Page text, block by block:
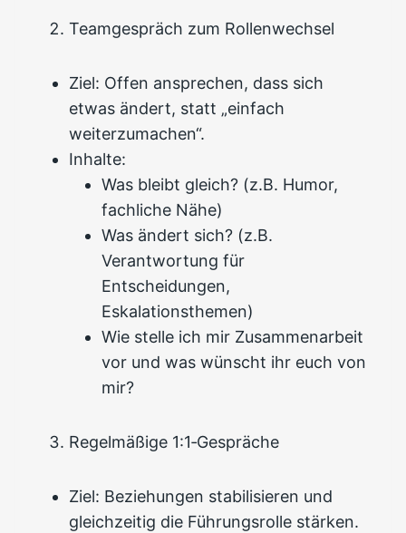
Teamgespräch zum Rollenwechsel
Ziel: Offen ansprechen, dass sich
etwas ändert, statt „einfach
weiterzumachen“.
Inhalte:
Was bleibt gleich? (z.B. Humor,
fachliche Nähe)
Was ändert sich? (z.B.
Verantwortung für
Entscheidungen,
Eskalationsthemen)
Wie stelle ich mir Zusammenarbeit
vor und was wünscht ihr euch von
mir?
Regelmäßige 1:1‑Gespräche
Ziel: Beziehungen stabilisieren und
gleichzeitig die Führungsrolle stärken.